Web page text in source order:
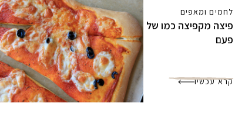
לחמים ומאפים
פיצה מקפיצה כמו של
פעם
קרא עכשיו